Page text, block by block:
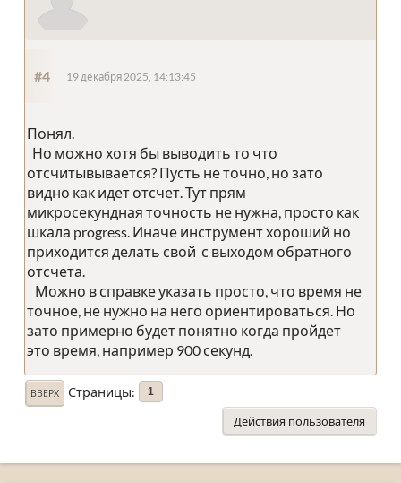
#4 19 декабря 2025, 14:13:45
Понял.
Но можно хотя бы выводить то что
отсчитывывается? Пусть не точно, но зато
видно как идет отсчет. Тут прям
микросекундная точность не нужна, просто как
шкала progress. Иначе инструмент хороший но
приходится делать свой с выходом обратного
отсчета.
Можно в справке указать просто, что время не
точное, не нужно на него ориентироваться. Но
зато примерно будет понятно когда пройдет
это время, например 900 секунд.
ВВЕРХ Страницы 1
Действия пользователя